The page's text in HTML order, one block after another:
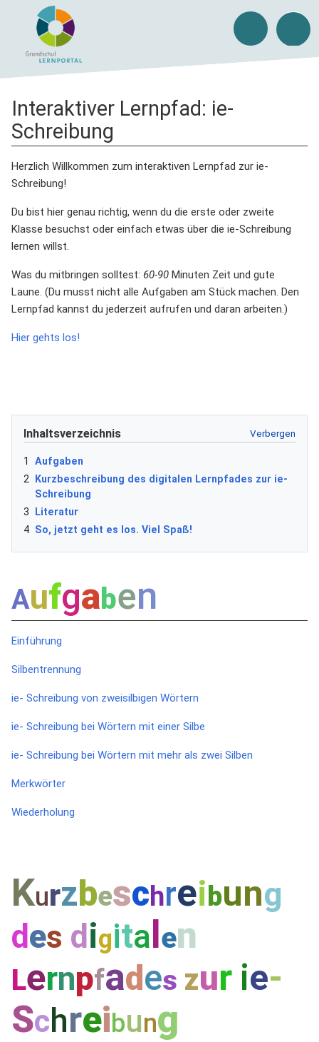
Interaktiver Lernpfad: ie-
Schreibung
Herzlich Willkommen zum interaktiven Lernpfad zur ie-
Schreibung!
Du bist hier genau richtig, wenn du die erste oder zweite
Klasse besuchst oder einfach etwas über die ie-Schreibung
lernen willst.
Was du mitbringen solltest: 60-90 Minuten Zeit und gute
Laune. (Du musst nicht alle Aufgaben am Stück machen. Den
Lernpfad kannst du jederzeit aufrufen und daran arbeiten.)
Hier gehts los!
Inhaltsverzeichnis
1 Aufga ben
2
Kurz beschrei bung d es d igita en Lernpfad es zur ie-
Schrei bung
3
Literatur
4 So, jetzt ge ht es os. Vie Spaß!
Aufgaben
Einführung
Silbentrennung
ie- Schreibung von zweisilbigen Wörtern
ie- Schreibung bei Wörtern mit einer Silbe
ie- Schreibung bei Wörtern mit mehr als zwei Silben
Merkwörter
Wiederholung
Kurzbeschrei bung
des d igita en
Lernpfades zur ie-
Schreibung